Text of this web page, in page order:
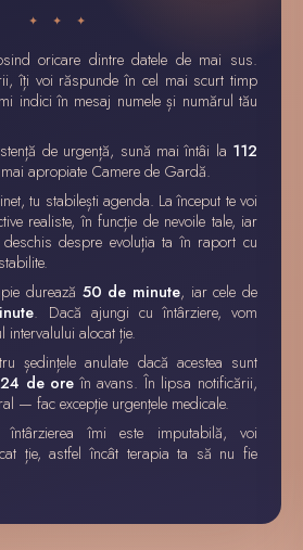
✦ ✦ ✦
oricare dintre datele de mai sus.
îți voi răspunde în cel mai scurt timp
indici în mesaj numele și numărul tău
de urgență, sună mai întâi la 112
apropiate Camere de Gardă.
tu stabilești agenda. La început te voi
realiste, în funcție de nevoile tale, iar
despre evoluția ta în raport cu
durează 50 de minute, iar cele de
. Dacă ajungi cu întârziere, vom
alocat ție.
ședințele anulate dacă acestea sunt
24 de ore în avans. În lipsa notificării,
— fac excepție urgențele medicale.
îmi este imputabilă, voi
ție, astfel încât terapia ta să nu fie